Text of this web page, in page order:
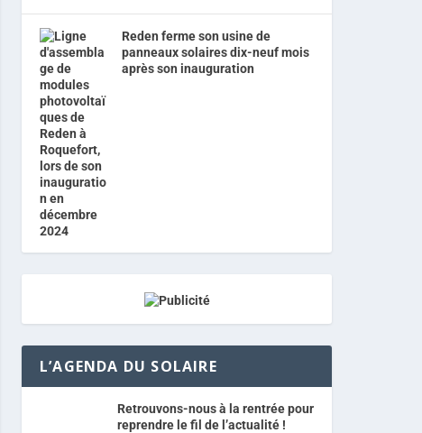
Reden ferme son usine de
panneaux solaires dix-neuf mois
après son inauguration
L’AGENDA DU SOLAIRE
Retrouvons-nous à la rentrée pour
reprendre le fil de l’actualité !